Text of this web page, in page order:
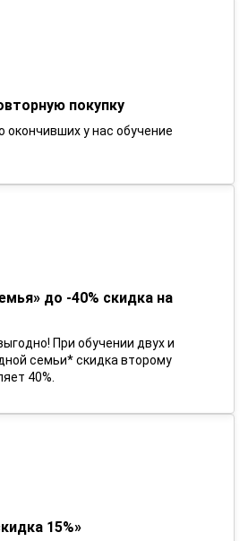
покупку
окончивших у нас обучение
до -40% скидка на
При обучении двух и
семьи* скидка второму
40%.
15%»